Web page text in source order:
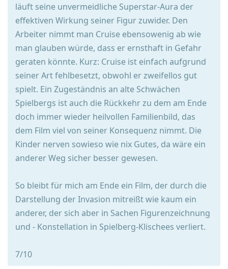
läuft seine unvermeidliche Superstar-Aura der
effektiven Wirkung seiner Figur zuwider. Den
Arbeiter nimmt man Cruise ebensowenig ab wie
man glauben würde, dass er ernsthaft in Gefahr
geraten könnte. Kurz: Cruise ist einfach aufgrund
seiner Art fehlbesetzt, obwohl er zweifellos gut
spielt. Ein Zugeständnis an alte Schwächen
Spielbergs ist auch die Rückkehr zu dem am Ende
doch immer wieder heilvollen Familienbild, das
dem Film viel von seiner Konsequenz nimmt. Die
Kinder nerven sowieso wie nix Gutes, da wäre ein
anderer Weg sicher besser gewesen.
So bleibt für mich am Ende ein Film, der durch die
Darstellung der Invasion mitreißt wie kaum ein
anderer, der sich aber in Sachen Figurenzeichnung
und - Konstellation in Spielberg-Klischees verliert.
7/10